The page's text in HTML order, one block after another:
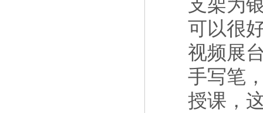
支架为
可以很
视频展
手写笔
授课，